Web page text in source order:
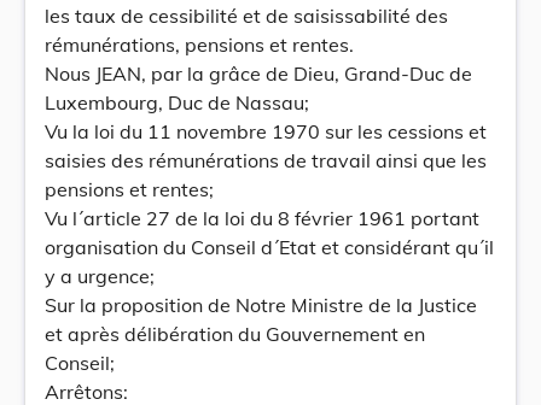
les taux de cessibilité et de saisissabilité des
rémunérations, pensions et rentes.
Nous JEAN, par la grâce de Dieu, Grand-Duc de
Luxembourg, Duc de Nassau;
Vu la loi du 11 novembre 1970 sur les cessions et
saisies des rémunérations de travail ainsi que les
pensions et rentes;
Vu l´article 27 de la loi du 8 février 1961 portant
organisation du Conseil d´Etat et considérant qu´il
y a urgence;
Sur la proposition de Notre Ministre de la Justice
et après délibération du Gouvernement en
Conseil;
Arrêtons: